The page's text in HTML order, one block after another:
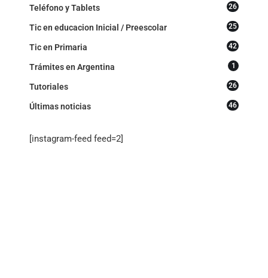
Teléfono y Tablets 26
Tic en educacion Inicial / Preescolar 25
Tic en Primaria 42
Trámites en Argentina 1
Tutoriales 26
Últimas noticias 46
[instagram-feed feed=2]